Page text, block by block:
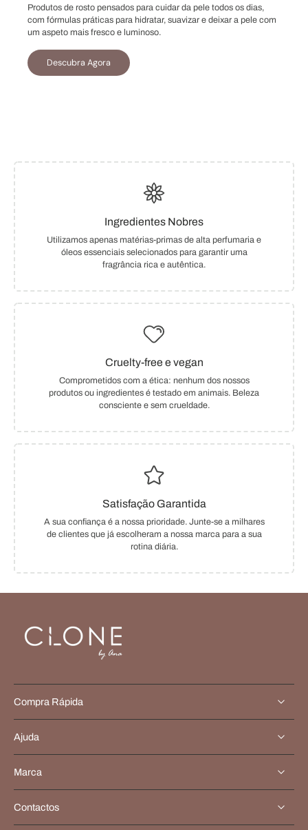
Produtos de rosto pensados para cuidar da pele todos os dias,
com fórmulas práticas para hidratar, suavizar e deixar a pele com
um aspeto mais fresco e luminoso.
Descubra Agora
Ingredientes Nobres
Utilizamos apenas matérias-primas de alta perfumaria e
óleos essenciais selecionados para garantir uma
fragrância rica e autêntica.
Cruelty-free e vegan
Comprometidos com a ética: nenhum dos nossos
produtos ou ingredientes é testado em animais. Beleza
consciente e sem crueldade.
Satisfação Garantida
A sua confiança é a nossa prioridade. Junte-se a milhares
de clientes que já escolheram a nossa marca para a sua
rotina diária.
Compra Rápida
Ajuda
Marca
Contactos